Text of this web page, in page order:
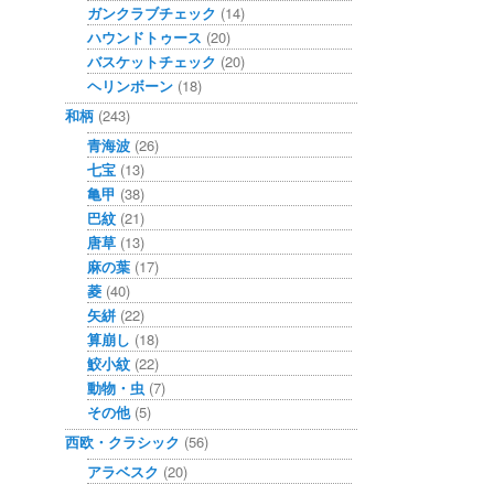
ガンクラブチェック (14)
ハウンドトゥース (20)
バスケットチェック (20)
ヘリンボーン (18)
和柄 (243)
青海波 (26)
七宝 (13)
亀甲 (38)
巴紋 (21)
唐草 (13)
麻の葉 (17)
菱 (40)
矢絣 (22)
算崩し (18)
鮫小紋 (22)
動物・虫 (7)
その他(5)
西欧・クラシック (56)
アラベスク (20)